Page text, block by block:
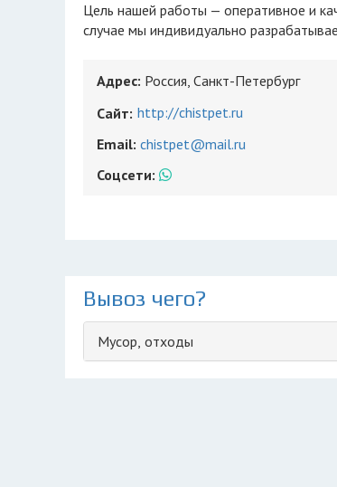
Цель нашей работы — оперативное и
случае мы индивидуально
Адрес: Россия, Санкт-Петербург
Сайт: http://chistpet.ru
Email: chistpet@mail.ru
Соцсети:
Вывоз чего?
Мусор, отходы